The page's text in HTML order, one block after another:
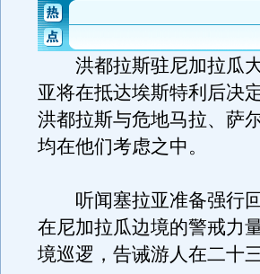
洪都拉斯驻尼加拉瓜大
亚将在抵达埃斯特利后决
洪都拉斯与危地马拉、萨
均在他们考虑之中。
听闻塞拉亚准备强行回
在尼加拉瓜边境的警戒力
境巡逻，告诫游人在二十